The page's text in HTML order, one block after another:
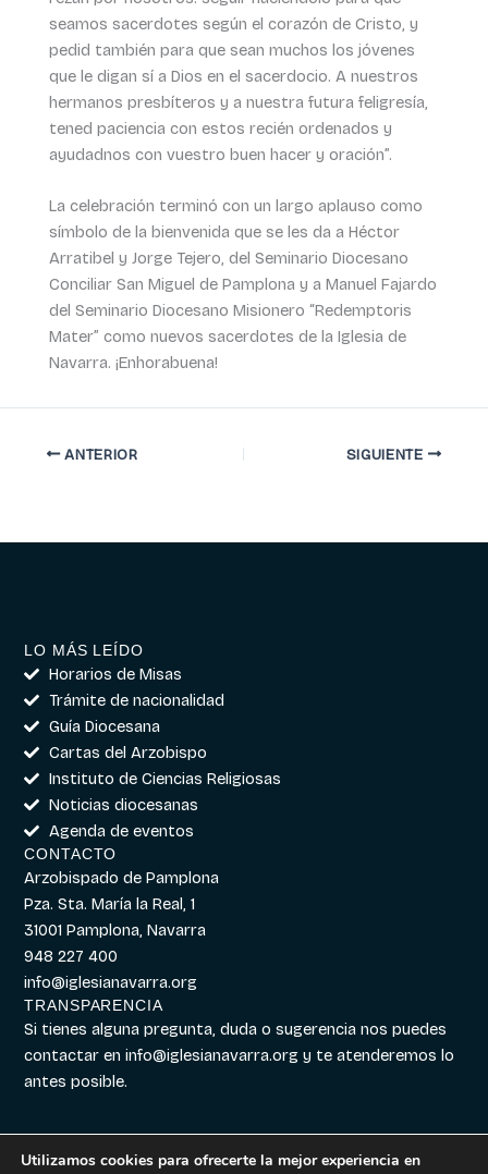
seamos sacerdotes según el corazón de Cristo, y
pedid también para que sean muchos los jóvenes
que le digan sí a Dios en el sacerdocio. A nuestros
hermanos presbíteros y a nuestra futura feligresía,
tened paciencia con estos recién ordenados y
ayudadnos con vuestro buen hacer y oración”.
La celebración terminó con un largo aplauso como
símbolo de la bienvenida que se les da a Héctor
Arratibel y Jorge Tejero, del Seminario Diocesano
Conciliar San Miguel de Pamplona y a Manuel Fajardo
del Seminario Diocesano Misionero “Redemptoris
Mater” como nuevos sacerdotes de la Iglesia de
Navarra. ¡Enhorabuena!
ANTERIOR SIGUIENTE
LO MÁS LEÍDO
Horarios de Misas
Trámite de nacionalidad
Guía Diocesana
Cartas del Arzobispo
Instituto de Ciencias Religiosas
Noticias diocesanas
Agenda de eventos
CONTACTO
Arzobispado de Pamplona
Pza. Sta. María la Real, 1
31001 Pamplona, Navarra
948 227 400
info@iglesianavarra.org
TRANSPARENCIA
Si tienes alguna pregunta, duda o sugerencia nos puedes
contactar eninfo@iglesianavarra.org y te atenderemos lo
antes posible.
Utilizamos cookies para ofrecerte la mejor experiencia en